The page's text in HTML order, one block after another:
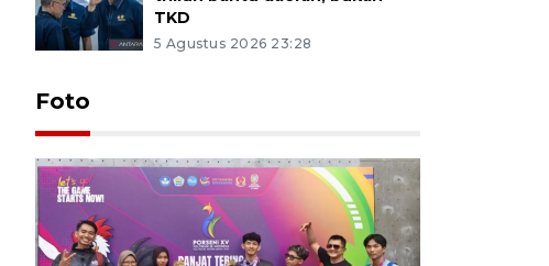
TKD
5 Agustus 2026 23:28
Foto